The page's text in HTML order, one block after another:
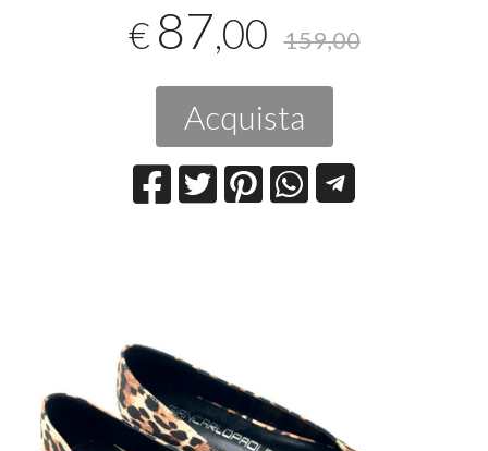
€ 87,00 159,00
Acquista